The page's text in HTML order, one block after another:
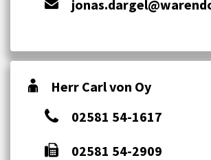
Herr Carl von Oy
02581 54-1617
02581 54-2909